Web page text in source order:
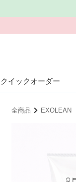
クイックオーダー
全商品 EXOLEAN